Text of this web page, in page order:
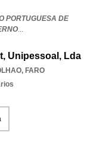
PORTUGUESA DE
...
Unipessoal, Lda
, FARO